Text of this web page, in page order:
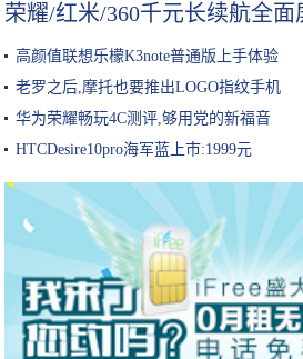
荣耀/红米/360千元长续航全面
高颜值联想乐檬K3note普通版上手体验
老罗之后,摩托也要推出LOGO指纹手机
华为荣耀畅玩4C测评,够用党的新福音
HTCDesire10pro海军蓝上市:1999元